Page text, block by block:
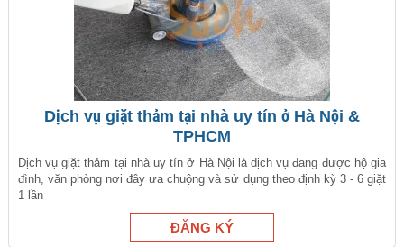
Dịch vụ giặt thảm tại nhà uy tín ở Hà Nội &
TPHCM
Dịch vụ giặt thảm tại nhà uy tín ở Hà Nội là dịch vụ đang được hộ gia
đình, văn phòng nơi đây ưa chuộng và sử dụng theo định kỳ 3 - 6 giặt
1 lần